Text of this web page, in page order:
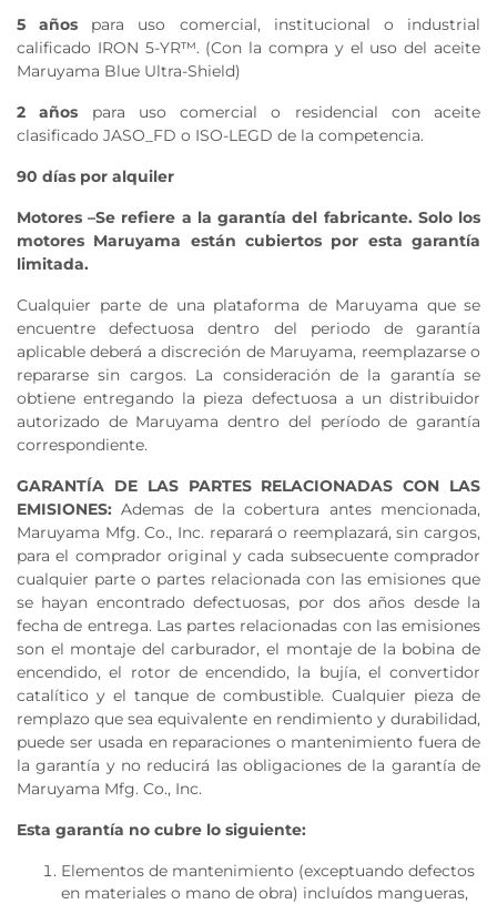
5 años para uso comercial, institucional o industrial
calificado IRON 5-YR™. (Con la compra y el uso del aceite
Maruyama Blue Ultra-Shield)
2 años para uso comercial o residencial con aceite
clasificado JASO_FD o ISO-LEGD de la competencia.
90 días por alquiler
Motores –Se refiere a la garantía del fabricante. Solo los
motores Maruyama están cubiertos por esta garantía
limitada.
Cualquier parte de una plataforma de Maruyama que se
encuentre defectuosa dentro del periodo de garantía
aplicable deberá a discreción de Maruyama, reemplazarse o
repararse sin cargos. La consideración de la garantía se
obtiene entregando la pieza defectuosa a un distribuidor
autorizado de Maruyama dentro del período de garantía
correspondiente.
GARANTÍA DE LAS PARTES RELACIONADAS CON LAS
EMISIONES:Ademas de la cobertura antes mencionada,
Maruyama Mfg. Co., Inc. reparará o reemplazará, sin cargos,
para el comprador original y cada subsecuente comprador
cualquier parte o partes relacionada con las emisiones que
se hayan encontrado defectuosas, por dos años desde la
fecha de entrega. Las partes relacionadas con las emisiones
son el montaje del carburador, el montaje de la bobina de
encendido, el rotor de encendido, la bujía, el convertidor
catalítico y el tanque de combustible. Cualquier pieza de
remplazo que sea equivalente en rendimiento y durabilidad,
puede ser usada en reparaciones o mantenimiento fuera de
la garantía y no reducirá las obligaciones de la garantía de
Maruyama Mfg. Co., Inc.
Esta garantía no cubre lo siguiente:
Elementos de mantenimiento (exceptuando defectos
en materiales o mano de obra) incluídos mangueras,